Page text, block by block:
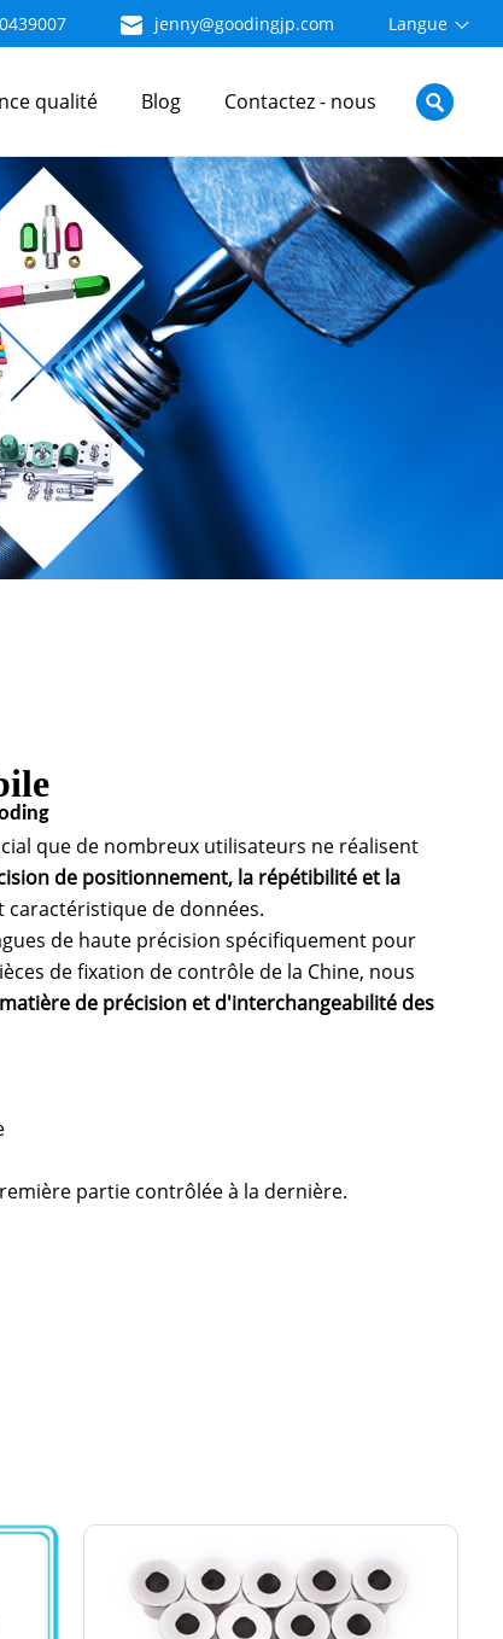
jenny@goodingjp.com Langue
qualité Blog Contactez - nous
que de nombreux utilisateurs ne réalisent
de positionnement, la répétibilité et la
de données.
de haute précision spécifiquement pour
de fixation de contrôle de la Chine, nous
de précision et d'interchangeabilité des
partie contrôlée à la dernière.